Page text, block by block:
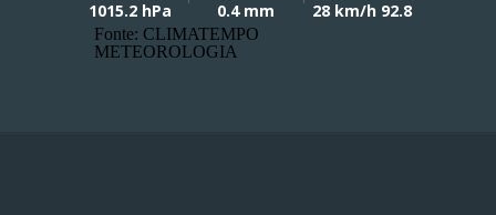
1015.2 hPa
0.4 mm
28 km/h 92.8
Fonte: CLIMATEMPO
METEOROLOGIA